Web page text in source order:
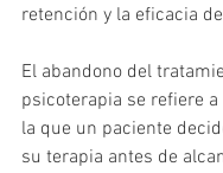
retención y la eficacia
El abandono del
psicoterapia se refiere
la que un paciente
su terapia antes de